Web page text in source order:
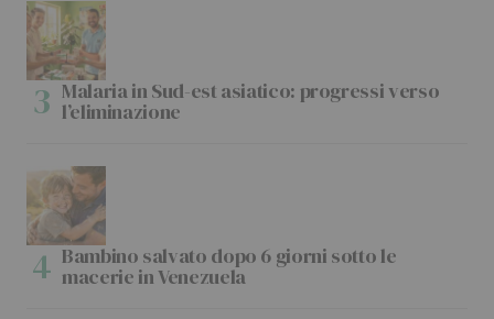
Malaria in Sud-est asiatico: progressi verso
l’eliminazione
Bambino salvato dopo 6 giorni sotto le
macerie in Venezuela